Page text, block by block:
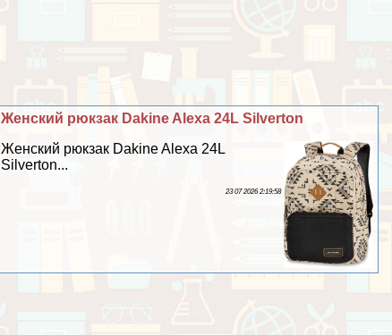
Женский рюкзак Dakine Alexa 24L Silverton
Женский рюкзак Dakine Alexa 24L
Silverton...
23 07 2026 2:19:58